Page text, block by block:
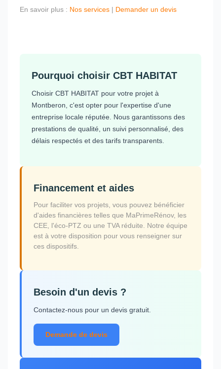
En savoir plus : Nos services | Demander un devis
Pourquoi choisir CBT HABITAT
Choisir CBT HABITAT pour votre projet à
Montberon, c'est opter pour l'expertise d'une
entreprise locale réputée. Nous garantissons des
prestations de qualité, un suivi personnalisé, des
délais respectés et des tarifs transparents.
Financement et aides
Pour faciliter vos projets, vous pouvez bénéficier
d'aides financières telles que MaPrimeRénov, les
CEE, l'éco-PTZ ou une TVA réduite. Notre équipe
est à votre disposition pour vous renseigner sur
ces dispositifs.
Besoin d'un devis ?
Contactez-nous pour un devis gratuit.
Demande de devis